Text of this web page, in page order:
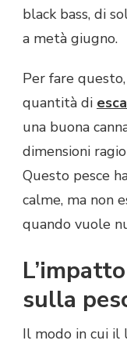
black bass, di
a metà giugno.
Per fare
quantità di
una buona
dimensioni
Questo pesce
calme, ma non
quando vuole
sulla
Il modo in cui il